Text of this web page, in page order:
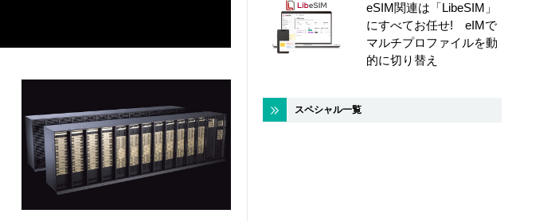
eSIM関連は「LibeSIM」
にすべてお任せ! eIMで
マルチプロファイルを動
的に切り替え
スペシャル一覧